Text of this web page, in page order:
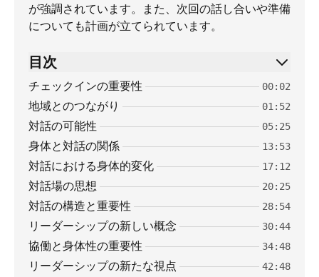
が強調されています。また、次回の話し合いや準備
についても計画が立てられています。
目次
チェックインの重要性 00:02
地域とのつながり 01:52
対話の可能性 05:25
身体と対話の関係 13:53
対話における身体的変化 17:12
対話場の思想 20:25
対話の構造と重要性 28:54
リーダーシップの新しい概念 30:44
協働と身体性の重要性 34:48
リーダーシップの新たな視点 42:48